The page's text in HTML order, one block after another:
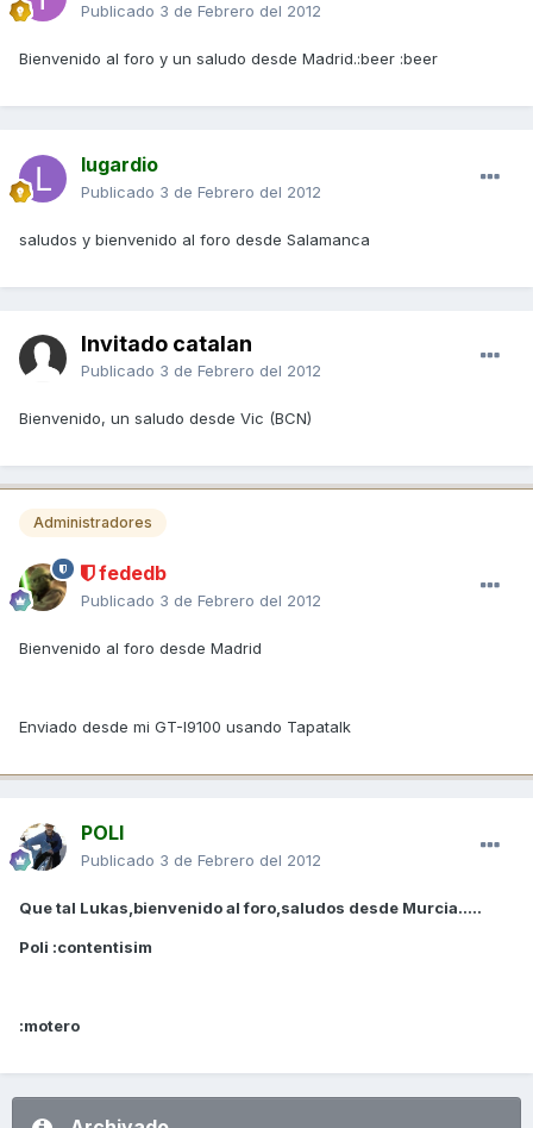
Publicado 3 de Febrero del 2012
Bienvenido al foro y un saludo desde Madrid.:beer :beer
lugardio
Publicado 3 de Febrero del 2012
saludos y bienvenido al foro desde Salamanca
Invitado catalan
Publicado 3 de Febrero del 2012
Bienvenido, un saludo desde Vic (BCN)
Administradores
fededb
Publicado 3 de Febrero del 2012
Bienvenido al foro desde Madrid
Enviado desde mi GT-I9100 usando Tapatalk
POLI
Publicado 3 de Febrero del 2012
Que tal Lukas,bienvenido al foro,saludos desde Murcia.....
Poli :contentisim
:motero